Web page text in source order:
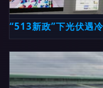
“513新政”下光伏遇